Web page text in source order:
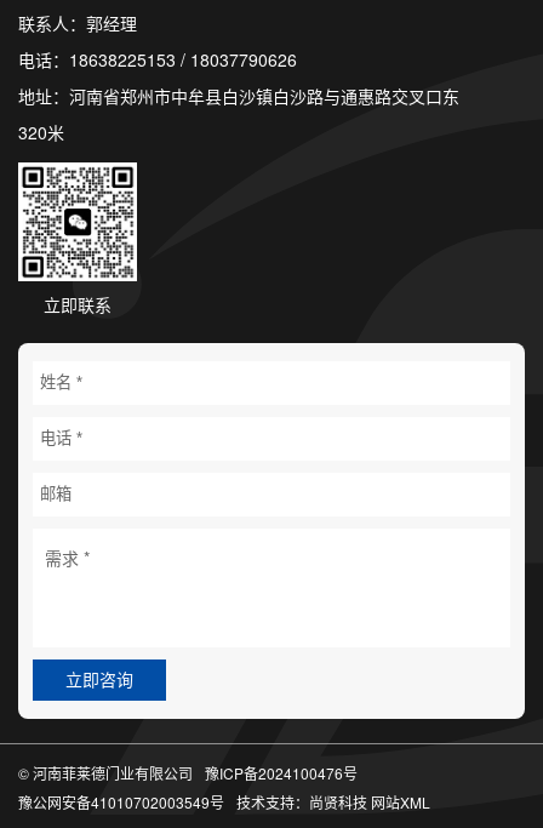
联系人：郭经理
电话：18638225153 / 18037790626
地址：河南省郑州市中牟县白沙镇白沙路与通惠路交叉口东
320米
立即联系
立即咨询
© 河南菲莱德门业有限公司
豫ICP备2024100476号
豫公网安备41010702003549号 技术支持： 尚贤科技 网站XML